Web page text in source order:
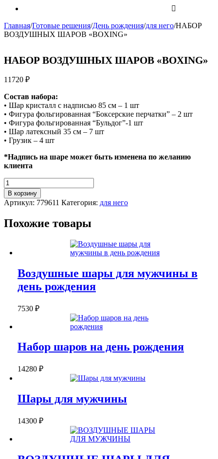
Главная/Готовые решения/День рождения/для него/НАБОР
ВОЗДУШНЫХ ШАРОВ «BOXING»
НАБОР ВОЗДУШНЫХ ШАРОВ «BOXING»
11720 ₽
Состав набора:
• Шар кристалл с надписью 85 см – 1 шт
• Фигура фольгированная “Боксерские перчатки” – 2 шт
• Фигура фольгированная “Бульдог”-1 шт
• Шар латексный 35 см – 7 шт
• Грузик – 4 шт
*Надпись на шаре может быть изменена по желанию
клиента
Количество
НАБОР
ВОЗДУШНЫХ
ШАРОВ
В корзину
Артикул: 779611 Категория: для него
Похожие товары
Воздушные шары для мужчины в
день рождения
7530 ₽
Набор шаров на день рождения
14280 ₽
Шары для мужчины
14300 ₽